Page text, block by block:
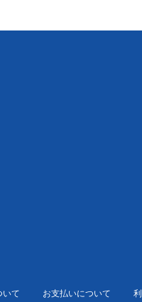
いて お支払いについて